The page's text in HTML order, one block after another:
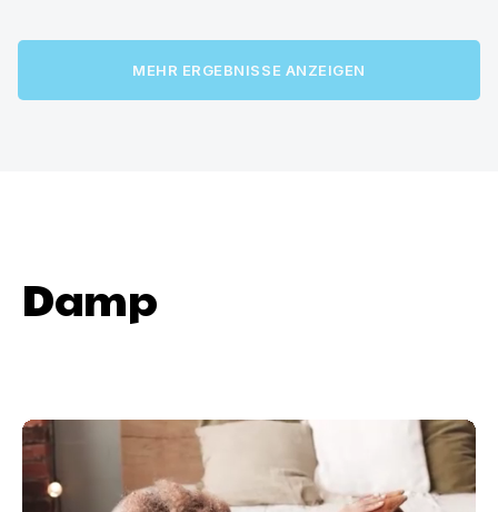
Damp
MEHR ERGEBNISSE ANZEIGEN